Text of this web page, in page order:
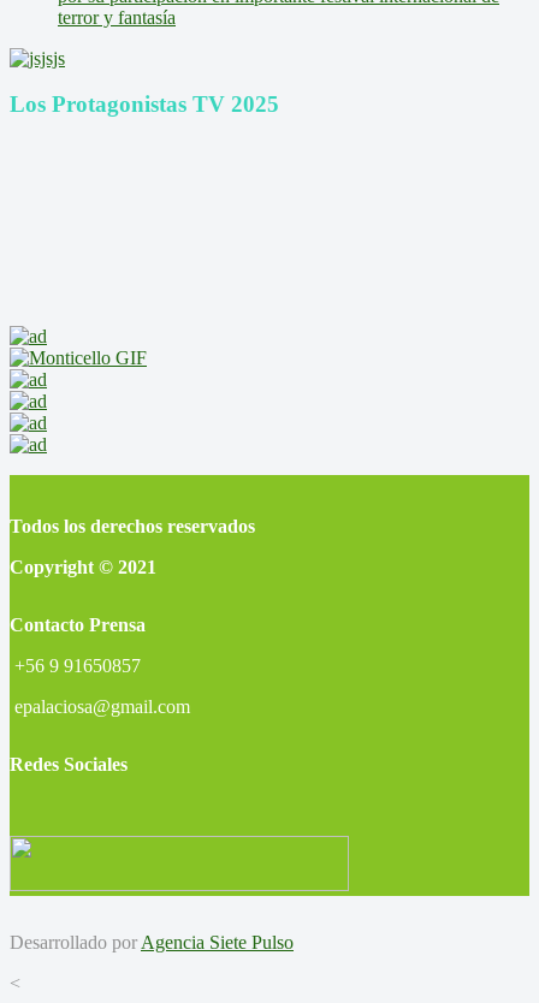
terror y fantasía
Los Protagonistas TV 2025
Todos los derechos reservados
Copyright © 2021
Contacto Prensa
+56 9 91650857
epalaciosa@gmail.com
Redes Sociales
Desarrollado por Agencia Siete Pulso
<